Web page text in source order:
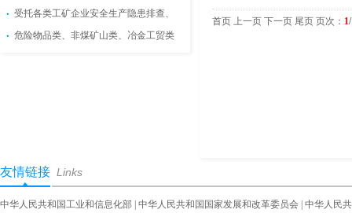
受托各类工矿企业安全生产隐患排查、
危险物品类、非煤矿山类、冶金工贸类
首页 上一页 下一页 尾页 页次： 1
友情链接 Links
中华人民共和国工业和信息化部 中华人民共和国国家发展和改革委员会 中华人民